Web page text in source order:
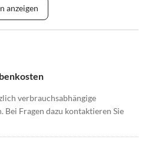
anzeigen
verbrauchsabhängige
Bei Fragen dazu kontaktieren Sie